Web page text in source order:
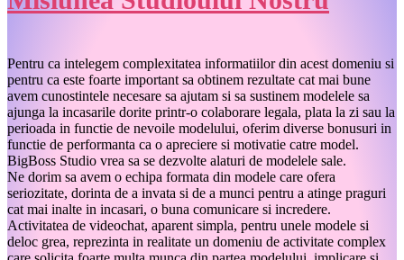
Pentru ca intelegem complexitatea informatiilor din acest domeniu si
pentru ca este foarte important sa obtinem rezultate cat mai bune
avem cunostintele necesare sa ajutam si sa sustinem modelele sa
ajunga la incasarile dorite printr-o colaborare legala, plata la zi sau la
perioada in functie de nevoile modelului, oferim diverse bonusuri in
functie de performanta ca o apreciere si motivatie catre model.
BigBoss Studio vrea sa se dezvolte alaturi de modelele sale.
Ne dorim sa avem o echipa formata din modele care ofera
seriozitate, dorinta de a invata si de a munci pentru a atinge praguri
cat mai inalte in incasari, o buna comunicare si incredere.
Activitatea de videochat, aparent simpla, pentru unele modele si
deloc grea, reprezinta in realitate un domeniu de activitate complex